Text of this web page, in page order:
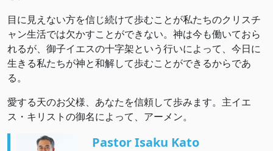
目に見えない方を信じ続けて歩むことが私たちのクリスチ
ャン生活では欠かすことができない。神は今も働いておら
れるが、御子イエスの十字架という行いによって、今日に
生きる私たちが神と和解して歩むことができるからであ
る。
愛する天のお父様、あなたを信頼して歩みます。主イエ
ス・キリストの御名によって、アーメン。
Pastor Isaku Kato